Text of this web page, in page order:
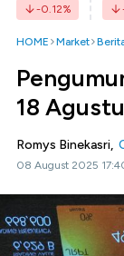
-0.12%
HOME Market
18
Romys Binekasri,
08 August 2025